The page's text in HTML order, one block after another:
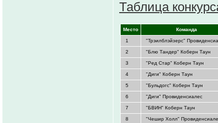
Таблица
Место Команда.
1 "Трэилблэйзерс"
2 "Блю Тандер" Коберн Таун
3 "Ред Стар" Коберн Таун
4 "Диги" Коберн Таун
5 "Бульдогс" Коберн Таун
6 "Диги" Провиденсиалес
7 "БВИН" Коберн Таун
8 "Чешир Холл"